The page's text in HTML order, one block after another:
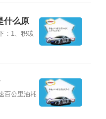
什么原
：1、积碳
百公里油耗